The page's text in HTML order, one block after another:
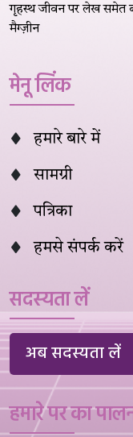
गृहस्थ जीवन पर लेख
मैग्ज़ीन
मेनू लिंक
हमारे बारे में
सामग्री
पत्रिका
हमसे संपर्क करें
सदस्यता लें
अब सदस्यता लें
हमारे पर का